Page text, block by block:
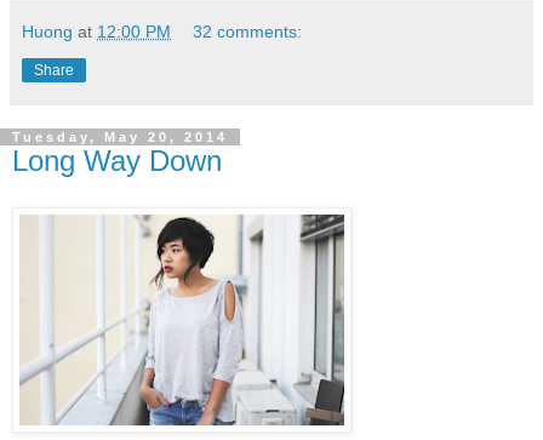
Huong at 12:00 PM 32 comments:
Share
Tuesday, May 20, 2014
Long Way Down